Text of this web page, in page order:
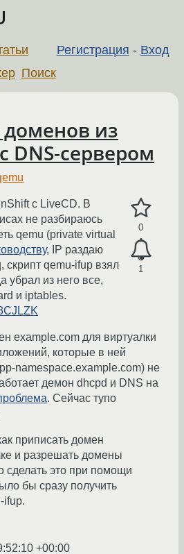
Регистрация - Вход
Поиск
из
DNS-сервером
0
1
с LiveCD. В
не разбираюсь
qemu (private virtual
, IP раздаю
qemu-ifup взял
убрал из него все,
и iptables.
example.com для виртуалки
которые в ней
namespace.example.com) не
демон dhcpd и DNS на
. Сейчас тупо
приписать домен
и разрешать домены
сделать это при помощи
бы сразу получить
ifup.
+00:00